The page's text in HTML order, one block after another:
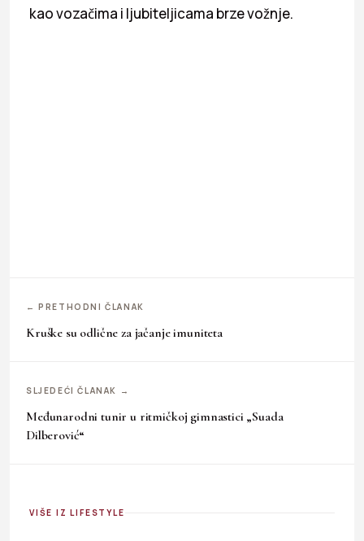
kao vozačima i ljubiteljicama brze vožnje.
← PRETHODNI ČLANAK
Kruške su odlične za jačanje imuniteta
SLJEDEĆI ČLANAK →
Međunarodni tunir u ritmičkoj gimnastici „Suada
Dilberović“
VIŠE IZ LIFESTYLE